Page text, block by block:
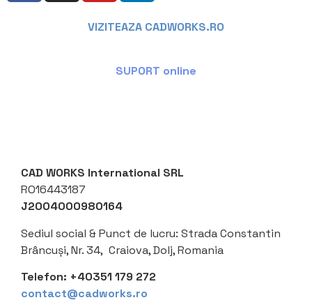
VIZITEAZA CADWORKS.RO
SUPORT online
CAD WORKS International SRL
RO16443187
J2004000980164
Sediul social &Punct de lucru: Strada Constantin
Brâncuși, Nr. 34, Craiova, Dolj, Romania
Telefon: +40351 179 272
contact@cadworks.ro